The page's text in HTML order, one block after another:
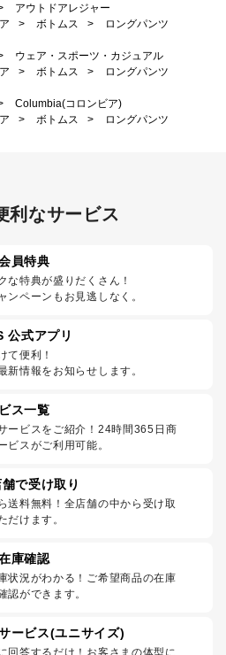
アウトドアレジャー
> ボトムス >
ロングパンツ
ウェア・スポーツ・カジュアル
> ボトムス >
ロングパンツ
Columbia(コロンビア)
> ボトムス >
ロングパンツ
利なサービス
員特典
な特典が盛りだくさん！
ンペーンもお見逃しなく。
公式アプリ
て便利！
新情報をお知らせします。
ス一覧
ービスをご紹介！24時間365日商
ビスがご利用可能。
で受け取り
送料無料！全店舗の中から受け取
だけます。
庫確認
状況がわかる！ご希望商品の在庫
認ができます。
ービス(ユニサイズ)
回答するだけ！お客さまの体型に